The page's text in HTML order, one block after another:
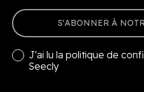
S'ABONNER À
J'ai lu la politique de
Seecly